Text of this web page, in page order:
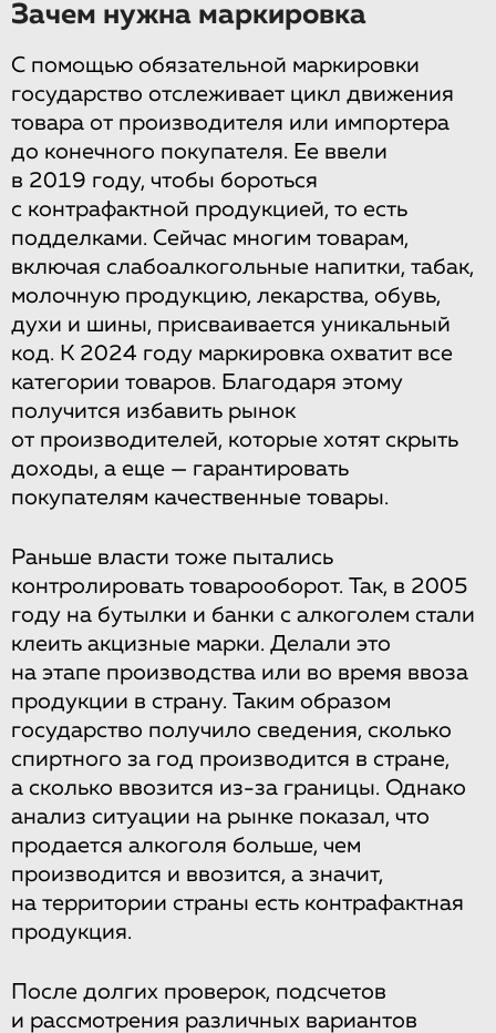
Зачем нужна маркировка
С помощью обязательной маркировки
государство отслеживает цикл движения
товара от производителя или импортера
до конечного покупателя. Ее ввели
в 2019 году, чтобы бороться
с контрафактной продукцией, то есть
подделками. Сейчас многим товарам,
включая слабоалкогольные напитки, табак,
молочную продукцию, лекарства, обувь,
духи и шины, присваивается уникальный
код. К 2024 году маркировка охватит все
категории товаров. Благодаря этому
получится избавить рынок
от производителей, которые хотят скрыть
доходы, а еще — гарантировать
покупателям качественные товары.
Раньше власти тоже пытались
контролировать товарооборот. Так, в 2005
году на бутылки и банки с алкоголем стали
клеить акцизные марки. Делали это
на этапе производства или во время ввоза
продукции в страну. Таким образом
государство получило сведения, сколько
спиртного за год производится в стране,
а сколько ввозится из-за границы. Однако
анализ ситуации на рынке показал, что
продается алкоголя больше, чем
производится и ввозится, а значит,
на территории страны есть контрафактная
продукция.
После долгих проверок, подсчетов
и рассмотрения различных вариантов